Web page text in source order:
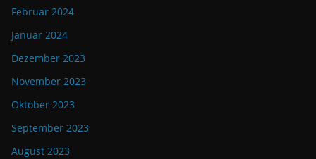
Februar 2024
Januar 2024
Dezember 2023
November 2023
Oktober 2023
September 2023
August 2023